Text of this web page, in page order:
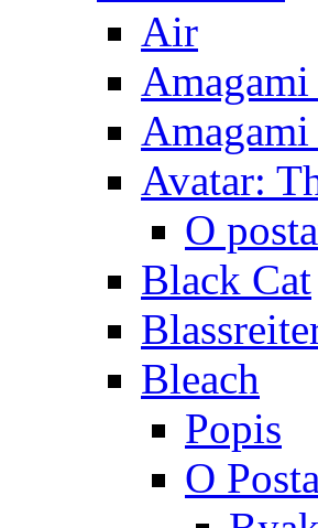
Air
Amagami
Avatar:
O
Black Cat
Bleach
Popis
O